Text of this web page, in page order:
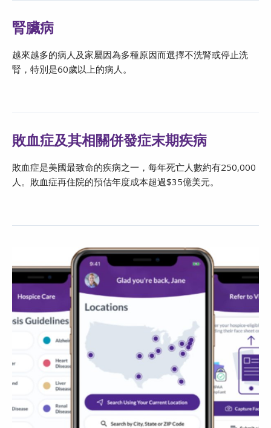
腎臟病
越來越多的病人及家屬因為多種原因而選擇不洗腎或停止洗
腎，特別是60歲以上的病人。
敗血症及其相關併發症末期疾病
敗血症是美國最致命的疾病之一，每年死亡人數約有250,000
人。敗血症再住院的預估年度成本超過$35億美元。